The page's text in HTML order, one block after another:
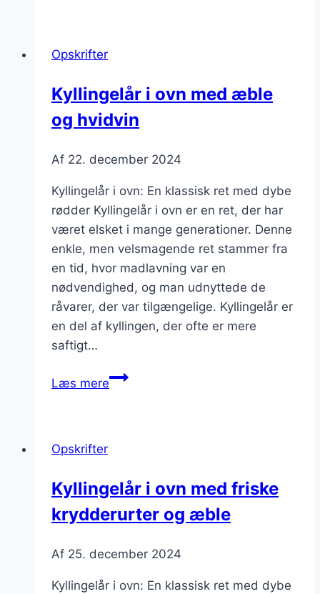
svampe
Opskrifter
Kyllingelår i ovn med æble
og hvidvin
Af 22. december 2024
Kyllingelår i ovn: En klassisk ret med dybe
rødder Kyllingelår i ovn er en ret, der har
været elsket i mange generationer. Denne
enkle, men velsmagende ret stammer fra
en tid, hvor madlavning var en
nødvendighed, og man udnyttede de
råvarer, der var tilgængelige. Kyllingelår er
en del af kyllingen, der ofte er mere
saftigt…
Læs mereKyllingelår
hvidvin
Opskrifter
Kyllingelår i ovn med friske
krydderurter og æble
Af 25. december 2024
Kyllingelår i ovn: En klassisk ret med dybe